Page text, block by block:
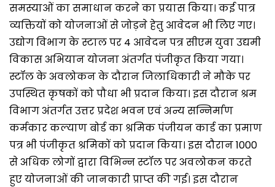
समस्याओं का समाधान करने का प्रयास किया। कई पात्र
व्यक्तियों को योजनाओं से जोड़ने हेतु आवेदन भी लिए गए।
उद्योग विभाग के स्टाल पर 4 आवेदन पत्र सीएम युवा उद्यमी
विकास अभियान योजना अंतर्गत पंजीकृत किया गया।
स्टॉल के अवलोकन के दौरान जिलाधिकारी ने मौके पर
उपस्थित कृषकों को पौधा भी प्रदान किया। इस दौरान श्रम
विभाग अंतर्गत उत्तर प्रदेश भवन एवं अन्य सन्निर्माण
कर्मकार कल्याण बोर्ड का श्रमिक पंजीयन कार्ड का प्रमाण
पत्र भी पंजीकृत श्रमिकों को प्रदान किया। इस दौरान 1000
से अधिक लोगों द्वारा विभिन्न स्टॉल पर अवलोकन करते
हुए योजनाओं की जानकारी प्राप्त की गई। इस दौरान